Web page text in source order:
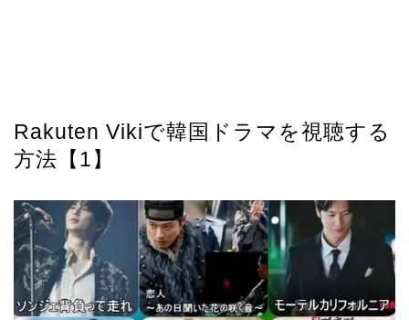
Rakuten Vikiで韓国ドラマを視聴する
方法【1】